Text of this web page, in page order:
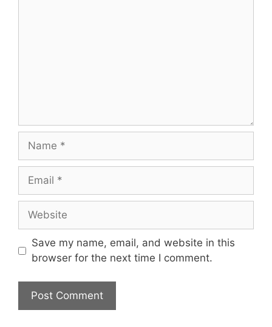
Save my name, email, and website in this
browser for the next time I comment.